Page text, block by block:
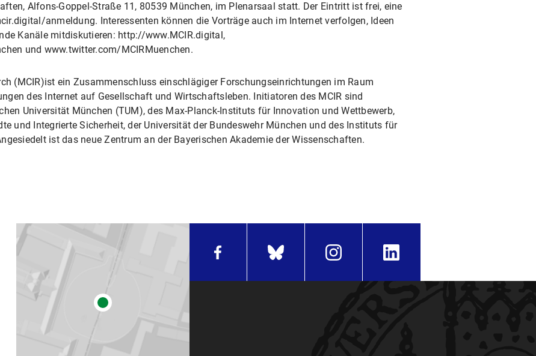
Alfons-Goppel-Straße 11, 80539 München, im Plenarsaal statt. Der Eintritt ist frei, eine
anmeldung. Interessenten können die Vorträge auch im Internet verfolgen, Ideen
Kanäle mitdiskutieren: http://www.MCIR.digital,
und www.twitter.com/MCIRMuenchen.
(MCIR)ist ein Zusammenschluss einschlägiger Forschungseinrichtungen im Raum
des Internet auf Gesellschaft und Wirtschaftsleben. Initiatoren des MCIR sind
Universität München (TUM), des Max-Planck-Instituts für Innovation und Wettbewerb,
und Integrierte Sicherheit, der Universität der Bundeswehr München und des Instituts für
ist das neue Zentrum an der Bayerischen Akademie der Wissenschaften.